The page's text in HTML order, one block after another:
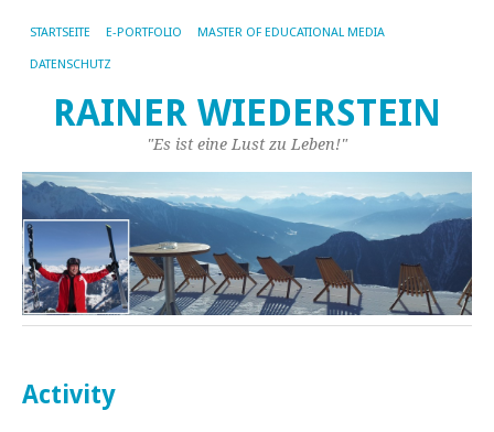
STARTSEITE E-PORTFOLIO MASTER OF EDUCATIONAL MEDIA
DATENSCHUTZ
RAINER WIEDERSTEIN
"Es ist eine Lust zu Leben!"
Activity